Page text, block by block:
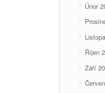
Únor
Říjen
Září